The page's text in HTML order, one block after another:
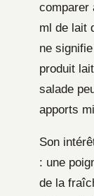
comparer
ml de lait
ne
produit
salade
apports
Son
: une
de la